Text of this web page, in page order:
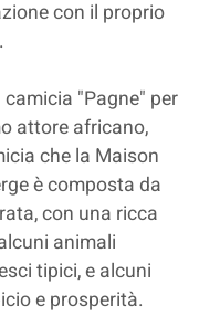
con il proprio
"Pagne" per
attore africano,
che la Maison
è composta da
con una ricca
animali
tipici, e alcuni
e prosperità.